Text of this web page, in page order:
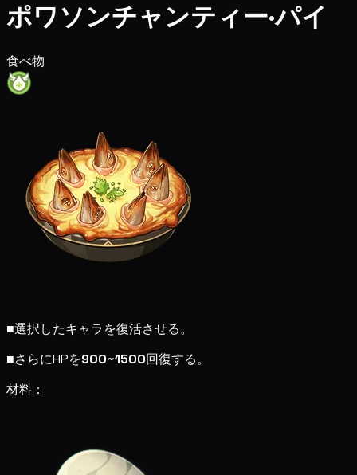
ポワソンチャンティー·パイ
食べ物
■選択したキャラを復活させる。
■さらにHPを900~1500回復する。
材料：